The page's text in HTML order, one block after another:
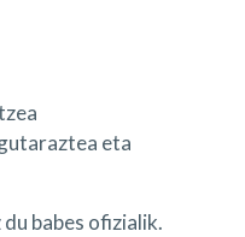
eta
babes ofizialik.